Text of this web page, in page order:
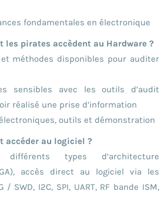
fondamentales en électronique
les pirates accèdent au Hardware ?
méthodes disponibles pour auditer
sensibles avec les outils d’audit
réalisé une prise d’information
outils et démonstration
accéder au logiciel ?
différents types d’architecture
accès direct au logiciel via les
/ SWD, I2C, SPI, UART, RF bande ISM,